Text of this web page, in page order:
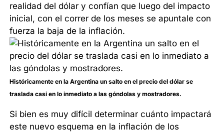
realidad del dólar y confían que luego del impacto
inicial, con el correr de los meses se apuntale con
fuerza la baja de la inflación.
Históricamente en la Argentina un salto en el precio del dólar se
traslada casi en lo inmediato a las góndolas y mostradores.
Si bien es muy difícil determinar cuánto impactará
este nuevo esquema en la inflación de los